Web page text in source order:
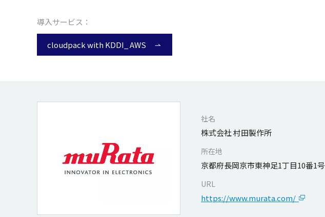
導入サービス：
cloudpack with KDDI_ AWS
社名
株式会社 村田製作所
所在地
京都府長岡京市東神足1丁目10番1号
URL
https://www.murata.com/